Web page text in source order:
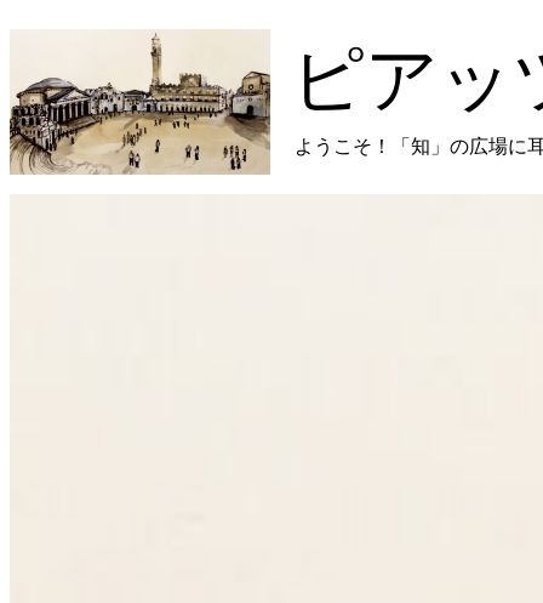
ン
ツ
に
ス
キ
ピアッ
ようこそ！「知」の広場に